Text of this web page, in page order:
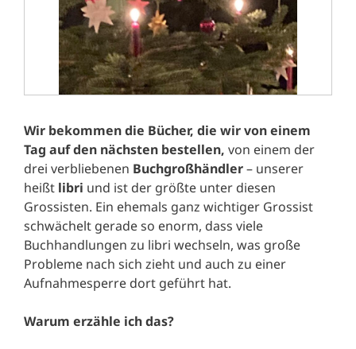
Wir bekommen die Bücher, die wir von einem
Tag auf den nächsten bestellen, von einem der
drei verbliebenen Buchgroßhändler– unserer
heißt libri und ist der größte unter diesen
Grossisten. Ein ehemals ganz wichtiger Grossist
schwächelt gerade so enorm, dass viele
Buchhandlungen zu libri wechseln, was große
Probleme nach sich zieht und auch zu einer
Aufnahmesperre dort geführt hat.
Warum erzähle ich das?